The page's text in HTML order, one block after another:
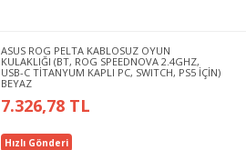
ASUS ROG PELTA KABLOSUZ OYUN
KULAKLIĞI (BT, ROG SPEEDNOVA 2.4GHZ,
USB-C TİTANYUM KAPLI PC, SWITCH, PS5 İÇİN)
BEYAZ
7.326,78 TL
Hızlı Gönderi